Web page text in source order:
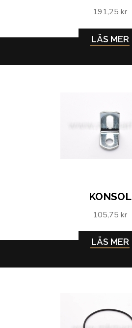
191,25 kr
LÄS MER
KONSOL
105,75 kr
LÄS MER